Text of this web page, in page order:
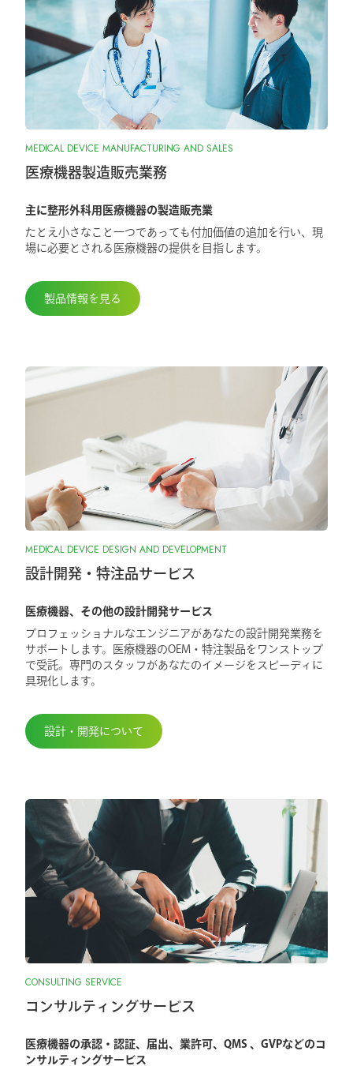
2026.1.7
『SurgiGear1.0システム』の販売終了のお
知らせ
2025.10.28
『ORIONフィンガージョイント』承認取
得しました
2025.5.29
第98回日本整形外科学会学術総会に出展
しました
MEDICAL DEVICE MANUFACTURING AND SALES
医療機器製造販売業務
主に整形外科用医療機器の製造販売業
たとえ小さなこと一つであっても付加価値の追加を行い、現
場に必要とされる医療機器の提供を目指します。
製品情報を見る
MEDICAL DEVICE DESIGN AND DEVELOPMENT
設計開発・特注品サービス
医療機器、その他の設計開発サービス
プロフェッショナルなエンジニアがあなたの設計開発業務を
サポートします。医療機器のOEM・特注製品をワンストップ
で受託。専門のスタッフがあなたのイメージをスピーディに
具現化します。
設計・開発について
CONSULTING SERVICE
コンサルティングサービス
医療機器の承認・認証、届出、業許可、QMS 、GVPなどのコ
ンサルティングサービス